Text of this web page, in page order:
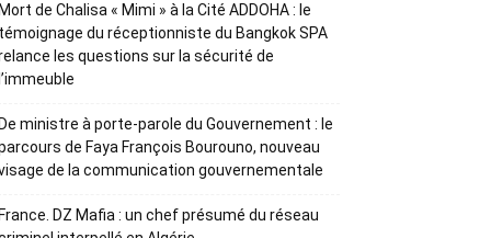
Mort de Chalisa « Mimi » à la Cité ADDOHA : le
témoignage du réceptionniste du Bangkok SPA
les questions sur la sécurité de
l’immeuble
De ministre à porte-parole du Gouvernement : le
de Faya François Bourouno, nouveau
de la communication gouvernementale
France. DZ Mafia : un chef présumé du réseau